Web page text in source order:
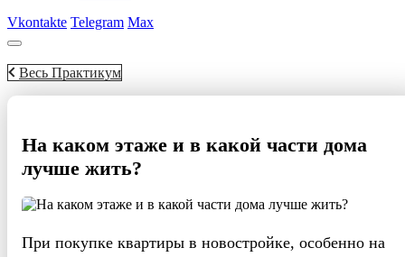
Vkontakte Telegram Max
Весь Практикум
На каком этаже и в какой части дома
лучше жить?
При покупке квартиры в новостройке, особенно на